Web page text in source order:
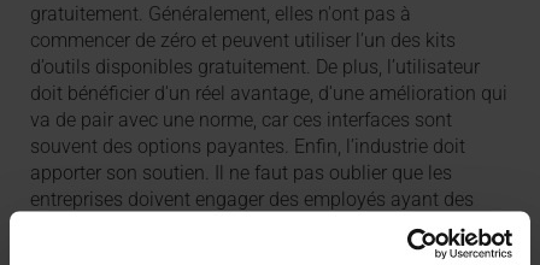
gratuitement. Généralement, elles n'ont pas à
commencer de zéro et peuvent utiliser l’un des kits
d’outils disponibles gratuitement. De plus, l’utilisateur
doit bénéficier d'un réel avantage, d'une amélioration qui
va de pair avec une norme, car ces interfaces sont
souvent des options payantes. Enfin, l’industrie doit
apporter son soutien. Il ne faut pas oublier que les
entreprises doivent engager des employés ayant des
connaissances approfondies sur le sujet et qui
développent des spécifications techniques d’un point de